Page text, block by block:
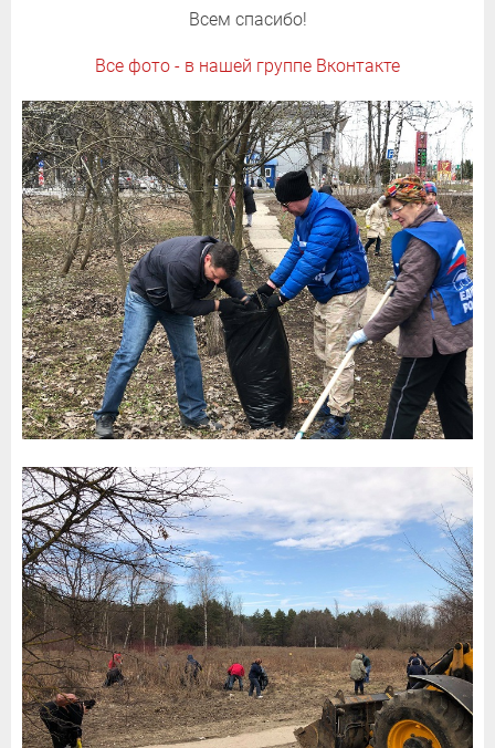
Всем спасибо!
Все фото - в нашей группе Вконтакте